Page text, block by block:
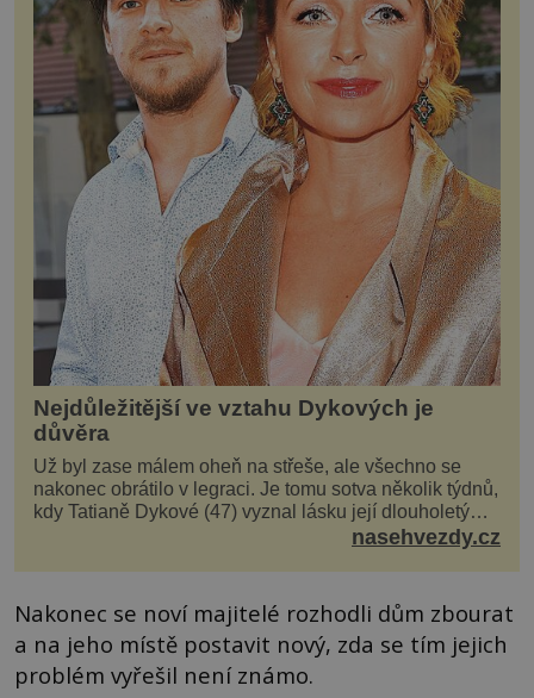
Nejdůležitější ve vztahu Dykových je
důvěra
Už byl zase málem oheň na střeše, ale všechno se
nakonec obrátilo v legraci. Je tomu sotva několik týdnů,
kdy Tatianě Dykové (47) vyznal lásku její dlouholetý
kolega a kamarád. Lidé si hned mysleli, ž...nasehvezdy.cz
Nakonec se noví majitelé rozhodli dům zbourat
a na jeho místě postavit nový, zda se tím jejich
problém vyřešil není známo.